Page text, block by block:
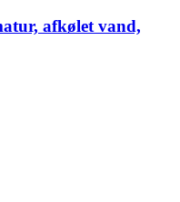
afkølet vand,